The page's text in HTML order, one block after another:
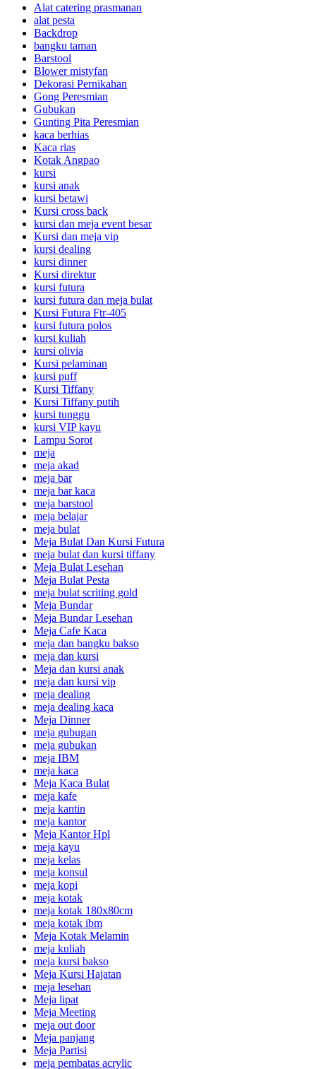
Alat catering prasmanan
alat pesta
Backdrop
bangku taman
Barstool
Blower mistyfan
Dekorasi Pernikahan
Gong Peresmian
Gubukan
Gunting Pita Peresmian
kaca berhias
Kaca rias
Kotak Angpao
kursi
kursi anak
kursi betawi
Kursi cross back
kursi dan meja event besar
Kursi dan meja vip
kursi dealing
kursi dinner
Kursi direktur
kursi futura
kursi futura dan meja bulat
Kursi Futura Ftr-405
kursi futura polos
kursi kuliah
kursi olivia
Kursi pelaminan
kursi puff
Kursi Tiffany
Kursi Tiffany putih
kursi tunggu
kursi VIP kayu
Lampu Sorot
meja
meja akad
meja bar
meja bar kaca
meja barstool
meja belajar
meja bulat
Meja Bulat Dan Kursi Futura
meja bulat dan kursi tiffany
Meja Bulat Lesehan
Meja Bulat Pesta
meja bulat scriting gold
Meja Bundar
Meja Bundar Lesehan
Meja Cafe Kaca
meja dan bangku bakso
meja dan kursi
Meja dan kursi anak
meja dan kursi vip
meja dealing
meja dealing kaca
Meja Dinner
meja gubugan
meja gubukan
meja IBM
meja kaca
Meja Kaca Bulat
meja kafe
meja kantin
meja kantor
Meja Kantor Hpl
meja kayu
meja kelas
meja konsul
meja kopi
meja kotak
meja kotak 180x80cm
meja kotak ibm
Meja Kotak Melamin
meja kuliah
meja kursi bakso
Meja Kursi Hajatan
meja lesehan
Meja lipat
Meja Meeting
meja out door
Meja panjang
Meja Partisi
meja pembatas acrylic